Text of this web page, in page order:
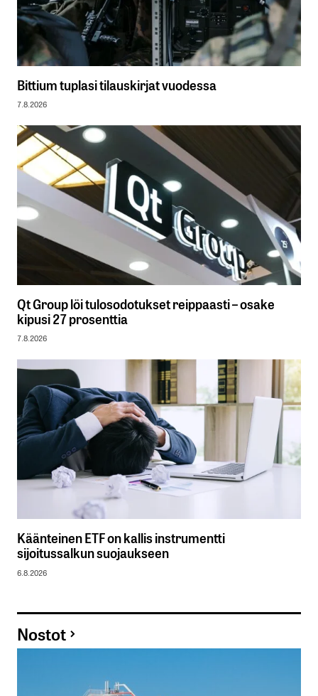
Bittium tuplasi tilauskirjat vuodessa
7.8.2026
Qt Group löi tulosodotukset reippaasti – osake
kipusi 27 prosenttia
7.8.2026
Käänteinen ETF on kallis instrumentti
sijoitussalkun suojaukseen
6.8.2026
Nostot